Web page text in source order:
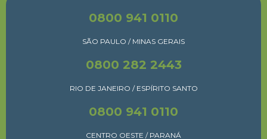
0800 941 0110
SÃO PAULO / MINAS GERAIS
0800 282 2443
RIO DE JANEIRO / ESPÍRITO SANTO
0800 941 0110
CENTRO OESTE / PARANÁ